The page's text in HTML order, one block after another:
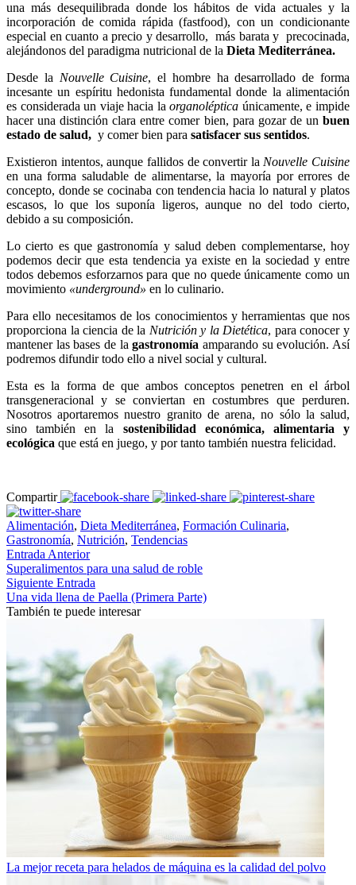
una más desequilibrada donde los hábitos de vida actuales y la
incorporación de comida rápida (fastfood), con un condicionante
especial en cuanto a precio y desarrollo, más barata y precocinada,
alejándonos del paradigma nutricional de la Dieta Mediterránea.
Desde la Nouvelle Cuisine, el hombre ha desarrollado de forma
incesante un espíritu hedonista fundamental donde la alimentación
es considerada un viaje hacia la organoléptica únicamente, e impide
hacer una distinción clara entre comer bien, para gozar de un buen
estado de salud, y comer bien para satisfacer sus sentidos.
Existieron intentos, aunque fallidos de convertir la Nouvelle Cuisine
en una forma saludable de alimentarse, la mayoría por errores de
concepto, donde se cocinaba con tendencia hacia lo natural y platos
escasos, lo que los suponía ligeros, aunque no del todo cierto,
debido a su composición.
Lo cierto es que gastronomía y salud deben complementarse, hoy
podemos decir que esta tendencia ya existe en la sociedad y entre
todos debemos esforzarnos para que no quede únicamente como un
movimiento «underground» en lo culinario.
Para ello necesitamos de los conocimientos y herramientas que nos
proporciona la ciencia de la Nutrición y la Dietética, para conocer y
mantener las bases de la gastronomía amparando su evolución. Así
podremos difundir todo ello a nivel social y cultural.
Esta es la forma de que ambos conceptos penetren en el árbol
transgeneracional y se conviertan en costumbres que perduren.
Nosotros aportaremos nuestro granito de arena, no sólo la salud,
sino también en la sostenibilidad económica, alimentaria y
ecológica que está en juego, y por tanto también nuestra felicidad.
Compartir
Alimentación, Dieta Mediterránea, Formación Culinaria,
Gastronomía, Nutrición, Tendencias
Entrada Anterior
Superalimentos para una salud de roble
Siguiente Entrada
Una vida llena de Paella (Primera Parte)
También te puede interesar
La mejor receta para helados de máquina es la calidad del polvo